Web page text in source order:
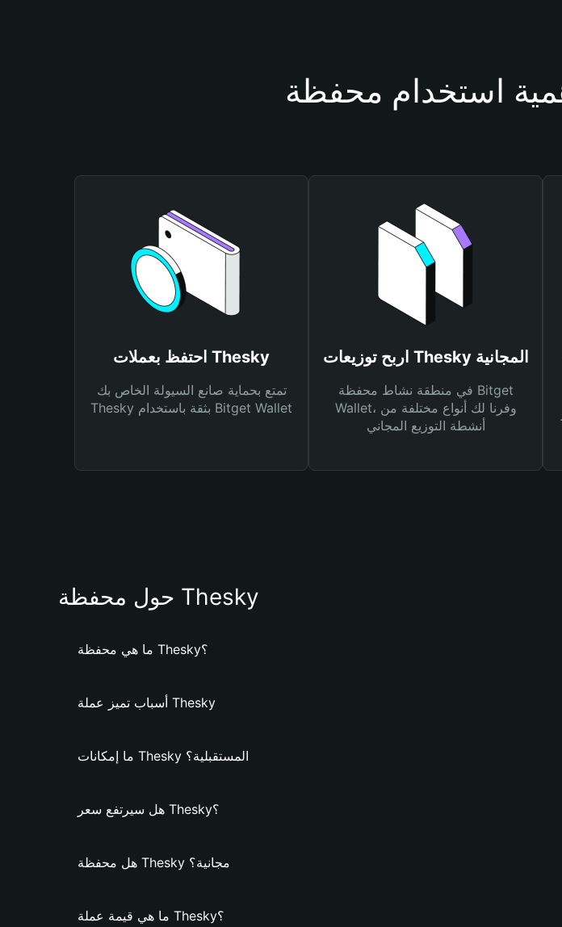
احتفظ بعملات Thesky
تمتع بحماية صانع السيولة الخاص بك
Thesky بثقة باستخدام Bitget Wallet
اربح توزيعات Thesky المجانية
في منطقة نشاط محفظة Bitget
Wallet، وفرنا لك أنواع مختلفة من
أنشطة التوزيع المجاني
حول محفظة Thesky
ما هي محفظة Thesky؟
أسباب تميز عملة Thesky
ما إمكانات Thesky المستقبلية؟
هل سيرتفع سعر Thesky؟
هل محفظة Thesky مجانية؟
ما هي قيمة عملة Thesky؟